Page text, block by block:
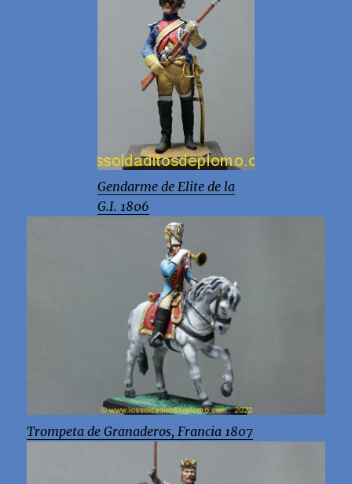
Gendarme de Elite de la
G.I. 1806
Trompeta de Granaderos, Francia 1807